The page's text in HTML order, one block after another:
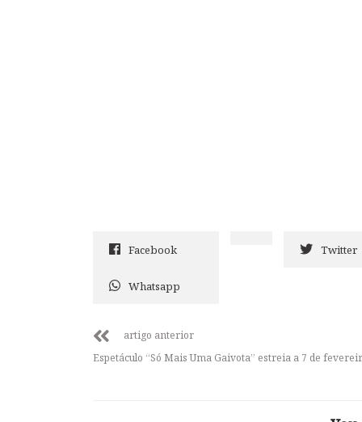
Facebook Twitter
Whatsapp
artigo anterior
Espetáculo “Só Mais Uma Gaivota” estreia a 7 de